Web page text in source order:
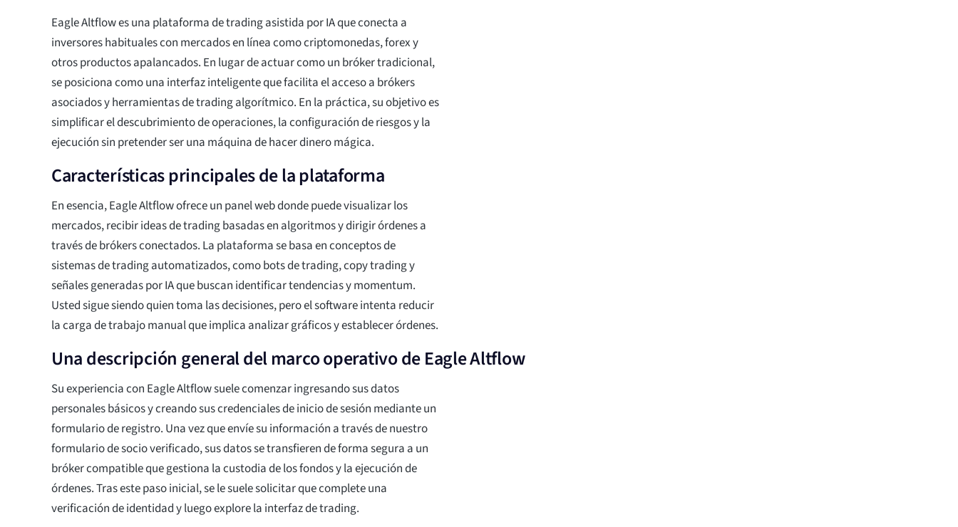
Eagle Altflow es una plataforma de trading asistida por IA que conecta a
inversores habituales con mercados en línea como criptomonedas, forex y
otros productos apalancados. En lugar de actuar como un bróker tradicional,
se posiciona como una interfaz inteligente que facilita el acceso a brókers
asociados y herramientas de trading algorítmico. En la práctica, su objetivo es
simplificar el descubrimiento de operaciones, la configuración de riesgos y la
ejecución sin pretender ser una máquina de hacer dinero mágica.
Características principales de la plataforma
En esencia, Eagle Altflow ofrece un panel web donde puede visualizar los
mercados, recibir ideas de trading basadas en algoritmos y dirigir órdenes a
través de brókers conectados. La plataforma se basa en conceptos de
sistemas de trading automatizados, como bots de trading, copy trading y
señales generadas por IA que buscan identificar tendencias y momentum.
Usted sigue siendo quien toma las decisiones, pero el software intenta reducir
la carga de trabajo manual que implica analizar gráficos y establecer órdenes.
Una descripción general del marco operativo de Eagle Altflow
Su experiencia con Eagle Altflow suele comenzar ingresando sus datos
personales básicos y creando sus credenciales de inicio de sesión mediante un
formulario de registro. Una vez que envíe su información a través de nuestro
formulario de socio verificado, sus datos se transfieren de forma segura a un
bróker compatible que gestiona la custodia de los fondos y la ejecución de
órdenes. Tras este paso inicial, se le suele solicitar que complete una
verificación de identidad y luego explore la interfaz de trading.